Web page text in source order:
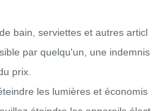
bain, serviettes et autres articl
par quelqu'un, une indemnis
prix.
les lumières et économis